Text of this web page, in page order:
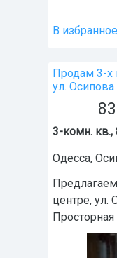
В избранное
Продам 3-х
ул. Осипова
3-комн. кв.,
Одесса,
центре, ул.